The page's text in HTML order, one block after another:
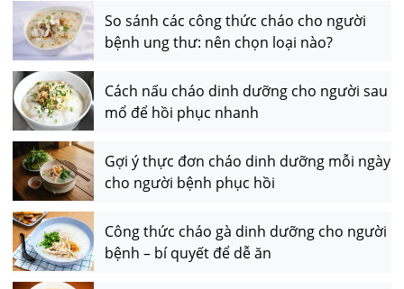
So sánh các công thức cháo cho người
bệnh ung thư: nên chọn loại nào?
Cách nấu cháo dinh dưỡng cho người sau
mổ để hồi phục nhanh
Gợi ý thực đơn cháo dinh dưỡng mỗi ngày
cho người bệnh phục hồi
Công thức cháo gà dinh dưỡng cho người
bệnh – bí quyết để dễ ăn